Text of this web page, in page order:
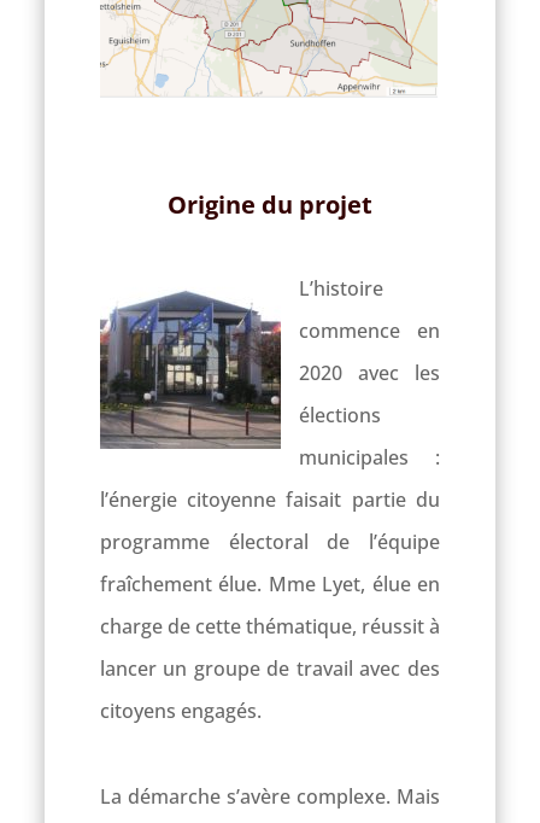
Origine du projet
L’histoire
commence en
2020 avec les
élections
municipales :
l’énergie citoyenne faisait partie du
programme électoral de l’équipe
fraîchement élue. Mme Lyet, élue en
charge de cette thématique, réussit à
lancer un groupe de travail avec des
citoyens engagés.
La démarche s’avère complexe. Mais